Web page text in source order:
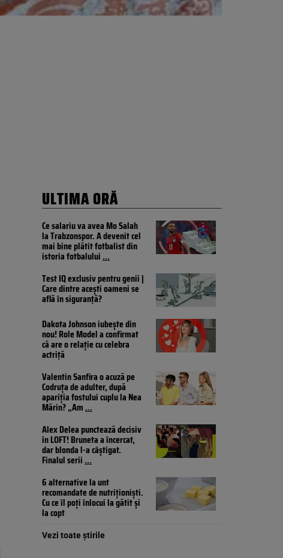
ULTIMA ORĂ
Ce salariu va avea Mo Salah
la Trabzonspor. A devenit cel
mai bine plătit fotbalist din
istoria fotbalului...
Test IQ exclusiv pentru genii |
Care dintre acești oameni se
află în siguranță?
Dakota Johnson iubește din
nou! Role Model a confirmat
că are o relație cu celebra
actriță
Valentin Sanfira o acuză pe
Codruța de adulter, după
apariția fostului cuplu la Nea
Mărin? „Am...
Alex Delea punctează decisiv
în LOFT! Bruneta a încercat,
dar blonda l-a câștigat.
Finalul serii...
6 alternative la unt
recomandate de nutriționiști.
Cu ce îl poți înlocui la gătit și
la copt
Vezi toate știrile